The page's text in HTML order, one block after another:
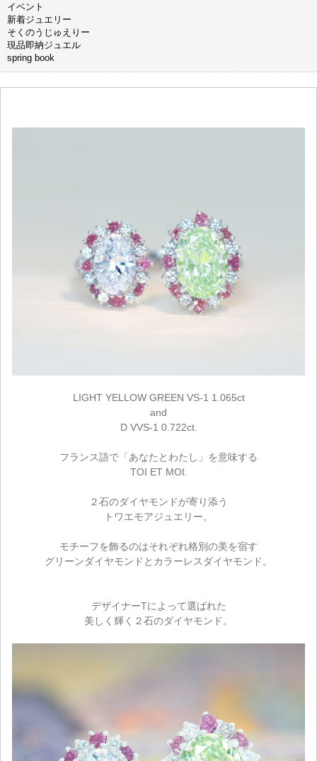
イベント
新着ジュエリー
そくのうじゅえりー
現品即納ジュエル
spring book
LIGHT YELLOW GREEN VS-1 1.065ct
and
D VVS-1 0.722ct.
フランス語で「あなたとわたし」を意味する
TOI ET MOI.
２石のダイヤモンドが寄り添う
トワエモアジュエリー。
モチーフを飾るのはそれぞれ格別の美を宿す
グリーンダイヤモンドとカラーレスダイヤモンド。
デザイナーTによって選ばれた
美しく輝く２石のダイヤモンド。